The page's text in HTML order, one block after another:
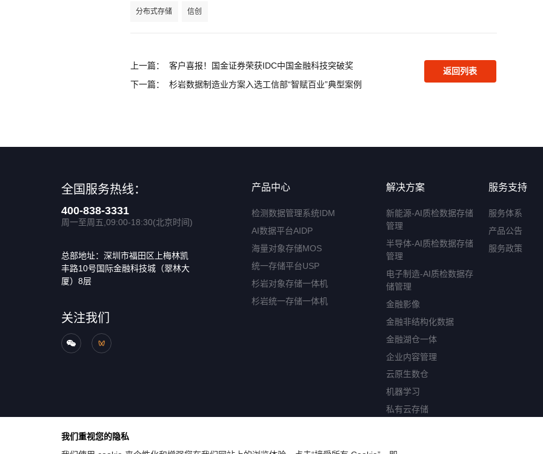
分布式存储 信创
上一篇：
客户喜报！国金证券荣获IDC中国金融科技突破奖
下一篇：
杉岩数据制造业方案入选工信部“智赋百业”典型案例
返回列表
我们重视您的隐私
全国服务热线：
400-838-3331
周一至周五,09:00-18:30(北京时间)
总部地址：深圳市福田区上梅林凯
丰路10号国际金融科技城（翠林大
厦）8层
关注我们
产品中心
检测数据管理系统IDM
AI数据平台AIDP
海量对象存储MOS
统一存储平台USP
杉岩对象存储一体机
杉岩统一存储一体机
解决方案
新能源-AI质检数据存储
管理
半导体-AI质检数据存储
管理
电子制造-AI质检数据存
储管理
金融影像
金融非结构化数据
金融湖仓一体
企业内容管理
云原生数仓
机器学习
私有云存储
服务支持
服务体系
产品公告
服务政策